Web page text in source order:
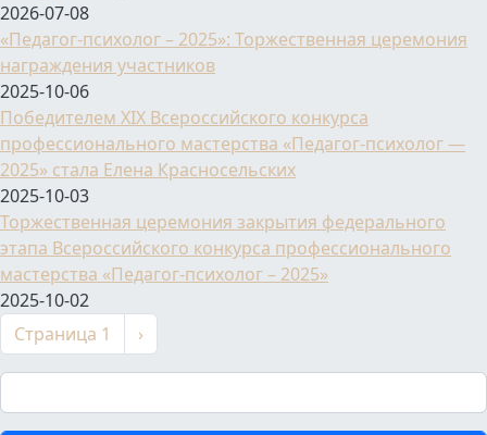
2026-07-08
«Педагог-психолог – 2025»: Торжественная церемония
награждения участников
2025-10-06
Победителем XIX Всероссийского конкурса
профессионального мастерства «Педагог-психолог —
2025» стала Елена Красносельских
2025-10-03
Торжественная церемония закрытия федерального
этапа Всероссийского конкурса профессионального
мастерства «Педагог-психолог – 2025»
2025-10-02
Нумерация страниц
Страница 1 Следующая страница
›
Поиск